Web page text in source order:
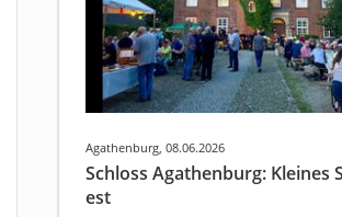
Agathenburg, 08.06.2026
Schloss Agathenburg: Kleines
est